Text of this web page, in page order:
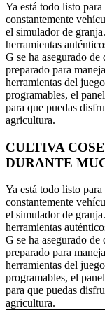
Ya está todo listo
constantemente
el simulador de
herramientas
G se ha asegurado
preparado para
herramientas del
programables, el
para que puedas
agricultura.
CULTIVA
DURANTE
Ya está todo listo
constantemente
el simulador de
herramientas
G se ha asegurado
preparado para
herramientas del
programables, el
para que puedas
agricultura.